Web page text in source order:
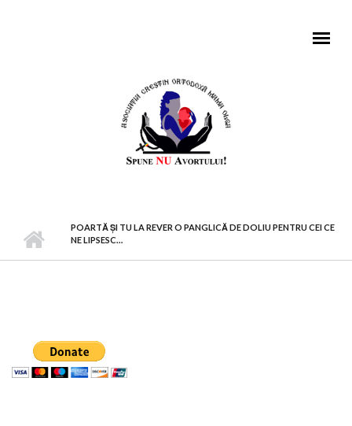
POARTĂ ŞI TU LA REVER O PANGLICĂ DE DOLIU PENTRU CEI CE
NE LIPSESC…